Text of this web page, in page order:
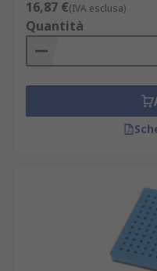
piezoelettrici
Gli altoparlanti
frequenza e livello
metodi di connessione,
di saldatura o
16,87 €(IVA esclusa)
Quantità